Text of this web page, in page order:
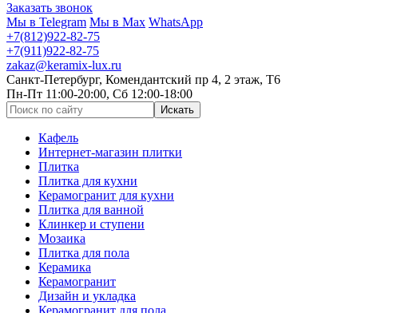
Заказать звонок
Мы в Telegram Мы в Max WhatsApp
+7(812)922-82-75
+7(911)922-82-75
zakaz@keramix-lux.ru
Санкт-Петербург, Комендантский пр 4, 2 этаж, Т6
Пн-Пт 11:00-20:00, Сб 12:00-18:00
Кафель
Интернет-магазин плитки
Плитка
Плитка для кухни
Керамогранит для кухни
Плитка для ванной
Клинкер и ступени
Мозаика
Плитка для пола
Керамика
Керамогранит
Дизайн и укладка
Керамогранит для пола